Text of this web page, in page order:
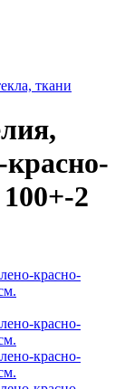
ткани
2